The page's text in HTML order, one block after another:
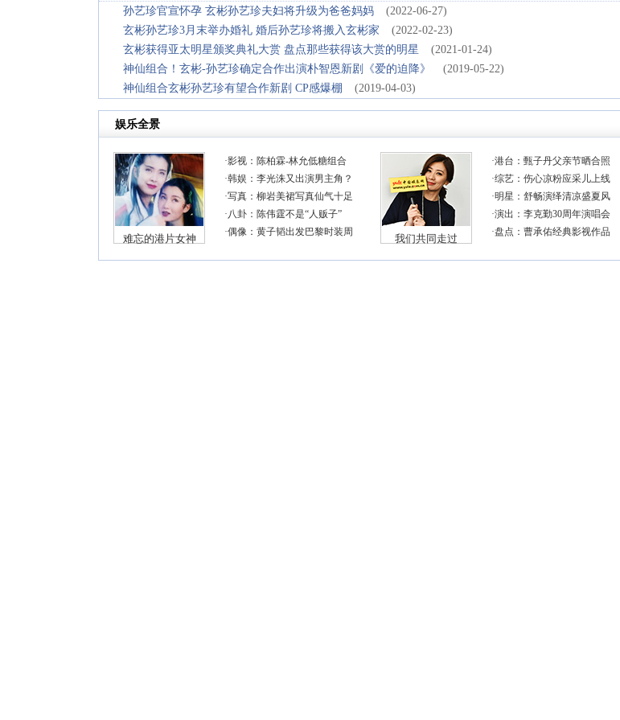
孙艺珍官宣怀孕 玄彬孙艺珍夫妇将升级为爸爸妈妈
(2022-06-27)
玄彬孙艺珍3月末举办婚礼 婚后孙艺珍将搬入玄彬家
(2022-02-23)
玄彬获得亚太明星颁奖典礼大赏 盘点那些获得该大赏的明星
(2021-01-24)
神仙组合！玄彬-孙艺珍确定合作出演朴智恩新剧《爱的迫降》
(2019-05-22)
神仙组合玄彬孙艺珍有望合作新剧 CP感爆棚
(2019-04-03)